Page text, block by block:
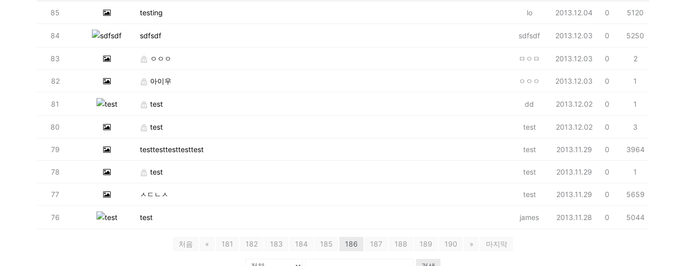
85 testing lo 2013.12.04 0 5120
84 sdfsdf sdfsdf 2013.12.03 0 5250
83 ㅇㅇㅇ ㅁㅇㅁ 2013.12.03 0 2
82 아이우 ㅇㅇㅇ 2013.12.03 0 1
81 test dd 2013.12.02 0 1
80 test test 2013.12.02 0 3
79 testtesttesttesttest test 2013.11.29 0 3964
78 test test 2013.11.29 0 1
77 ㅅㄷㄴㅅ test 2013.11.29 0 5659
76 test james 2013.11.28 0 5044
처음 « 181 182 183 184 185 186 187 188 189 190 » 마지막